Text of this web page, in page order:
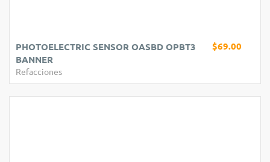
$69.00
PHOTOELECTRIC SENSOR OASBD OPBT3
BANNER
Refacciones